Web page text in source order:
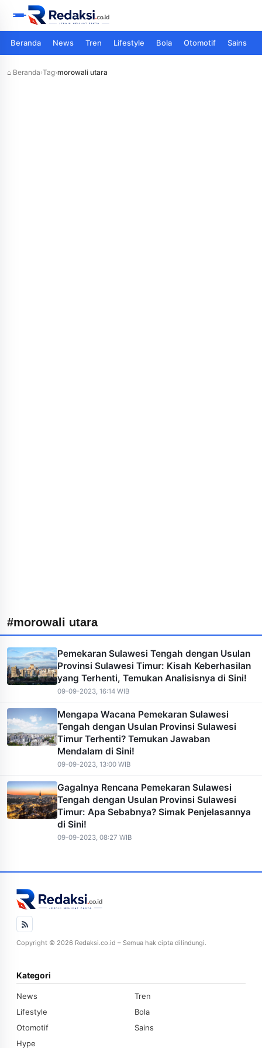
Beranda News Tren Lifestyle Bola Otomotif Sains
⌂ Beranda›Tag›morowali utara
#morowali utara
Pemekaran Sulawesi Tengah dengan Usulan
Provinsi Sulawesi Timur: Kisah Keberhasilan
yang Terhenti, Temukan Analisisnya di Sini!
09-09-2023, 16:14 WIB
Mengapa Wacana Pemekaran Sulawesi
Tengah dengan Usulan Provinsi Sulawesi
Timur Terhenti? Temukan Jawaban
Mendalam di Sini!
09-09-2023, 13:00 WIB
Gagalnya Rencana Pemekaran Sulawesi
Tengah dengan Usulan Provinsi Sulawesi
Timur: Apa Sebabnya? Simak Penjelasannya
di Sini!
09-09-2023, 08:27 WIB
Copyright © 2026 Redaksi.co.id – Semua hak cipta dilindungi.
Kategori
News
Tren
Lifestyle
Bola
Otomotif
Sains
Hype